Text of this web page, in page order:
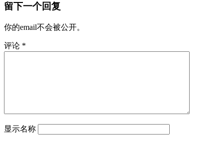
留下一个回复
你的email不会被公开。
评论 *
显示名称